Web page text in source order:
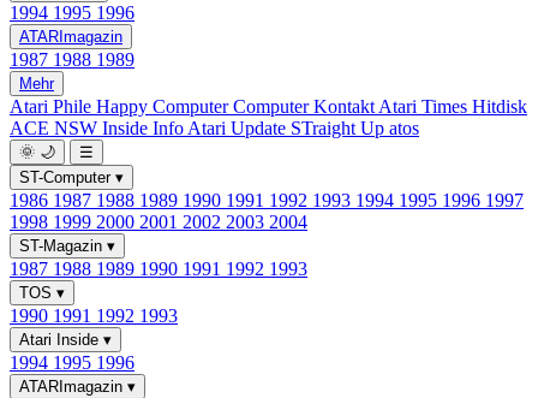
1994 1995 1996
ATARImagazin
1987 1988 1989
Mehr
Atari Phile Happy ComputerComputer Kontakt Atari Times Hitdisk
ACE NSW Inside Info Atari Update STraight Up atos
🌞 🌙
☰
ST-Computer ▾
1986 1987 1988 1989 1990 1991 1992 1993 1994 1995 1996 1997
1998 1999 2000 2001 2002 2003 2004
ST-Magazin ▾
1987 1988 1989 1990 1991 1992 1993
TOS ▾
1990 1991 1992 1993
Atari Inside ▾
1994 1995 1996
ATARImagazin ▾